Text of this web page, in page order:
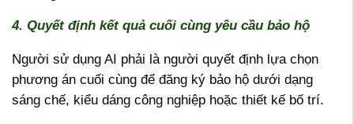
4. Quyết định kết quả cuối cùng yêu cầu bảo hộ
Người sử dụng AI phải là người quyết định lựa chọn
phương án cuối cùng để đăng ký bảo hộ dưới dạng
sáng chế, kiểu dáng công nghiệp hoặc thiết kế bố trí.